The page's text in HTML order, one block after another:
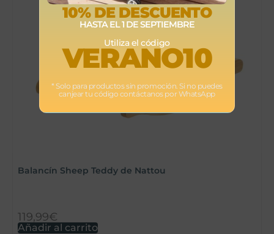
Balancín Sheep Teddy de Nattou
119,99€
Añadir al carrito
10% DE DESCUENTO
HASTA EL 1 DE SEPTIEMBRE
Utiliza el código
VERANO10
* Solo para productos sin promoción. Si no puedes
canjear tu código contáctanos por WhatsApp